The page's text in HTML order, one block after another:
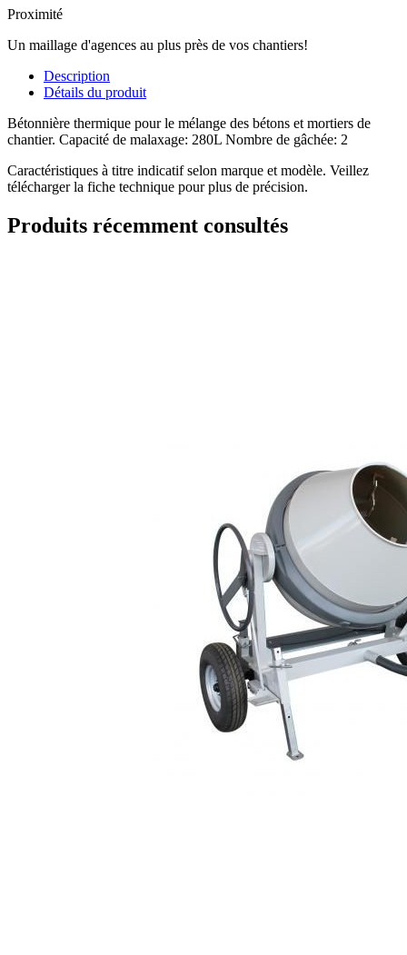
Proximité
Un maillage d'agences au plus près de vos chantiers!
Description
Détails du produit
Bétonnière thermique pour le mélange des bétons et mortiers de
chantier. Capacité de malaxage: 280L Nombre de gâchée: 2
Caractéristiques à titre indicatif selon marque et modèle. Veillez
télécharger la fiche technique pour plus de précision.
Produits récemment consultés